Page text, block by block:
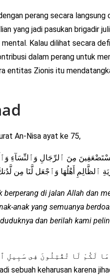
perang secara langsung
yang jadi pasukan brigadir
Kalau dilihat secara
dalam perang untuk
entitas Zionis itu
An-Nisa ayat ke 75,
مِنَ ٱلرِّجَالِ وَٱلنِّسَآءِ
ٱلظَّالِمِ أَهْلُهَا وَٱجْعَل لَّنَا مِن
berperang di jalan Allah dan
anak yang semuanya
dan berilah kami
sebuah keharusan karena